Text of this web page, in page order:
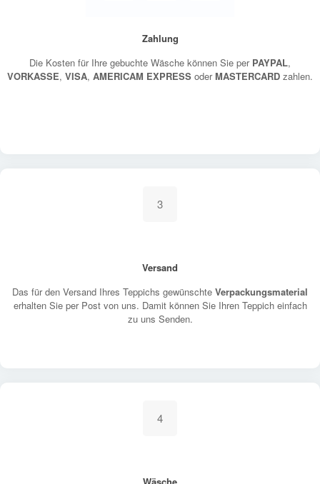
Zahlung
Die Kosten für Ihre gebuchte Wäsche können Sie per PAYPAL,
VORKASSE, VISA, AMERICAM EXPRESS oderMASTERCARD zahlen.
3
Versand
Das für den Versand Ihres Teppichs gewünschte Verpackungsmaterial
erhalten Sie per Post von uns. Damit können Sie Ihren Teppich einfach
zu uns Senden.
4
Wäsche